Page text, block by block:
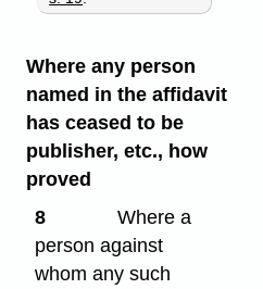
Where any person
named in the affidavit
has ceased to be
publisher, etc., how
proved
8
Where a
person against
whom any such